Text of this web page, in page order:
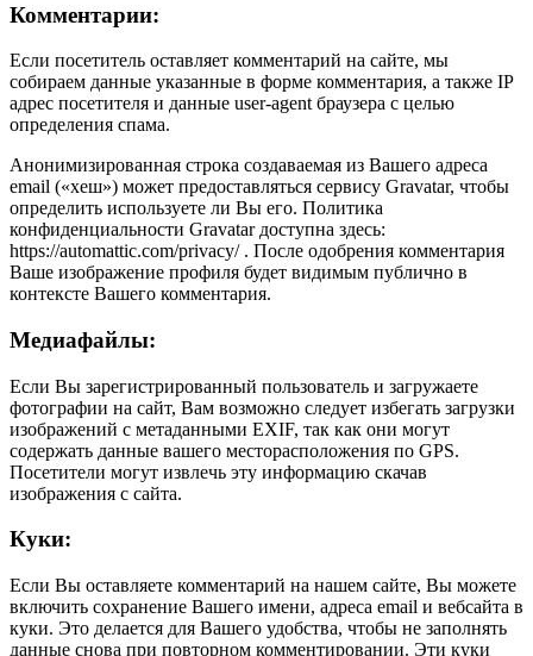
Комментарии:
Если посетитель оставляет комментарий на сайте, мы
собираем данные указанные в форме комментария, а также IP
адрес посетителя и данные user-agent браузера с целью
определения спама.
Анонимизированная строка создаваемая из Вашего адреса
email («хеш») может предоставляться сервису Gravatar, чтобы
определить используете ли Вы его. Политика
конфиденциальности Gravatar доступна здесь:
https://automattic.com/privacy/ . После одобрения комментария
Ваше изображение профиля будет видимым публично в
контексте Вашего комментария.
Медиафайлы:
Если Вы зарегистрированный пользователь и загружаете
фотографии на сайт, Вам возможно следует избегать загрузки
изображений с метаданными EXIF, так как они могут
содержать данные вашего месторасположения по GPS.
Посетители могут извлечь эту информацию скачав
изображения с сайта.
Куки:
Если Вы оставляете комментарий на нашем сайте, Вы можете
включить сохранение Вашего имени, адреса email и вебсайта в
куки. Это делается для Вашего удобства, чтобы не заполнять
данные снова при повторном комментировании. Эти куки